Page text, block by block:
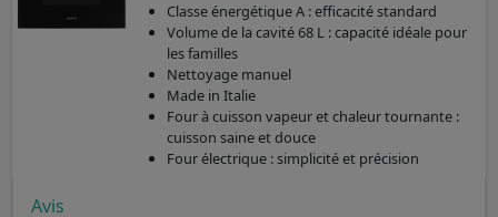
Classe énergétique A : efficacité standard
Volume de la cavité 68 L : capacité idéale pour
les familles
Nettoyage manuel
Made in Italie
Four à cuisson vapeur et chaleur tournante :
cuisson saine et douce
Four électrique : simplicité et précision
Avis